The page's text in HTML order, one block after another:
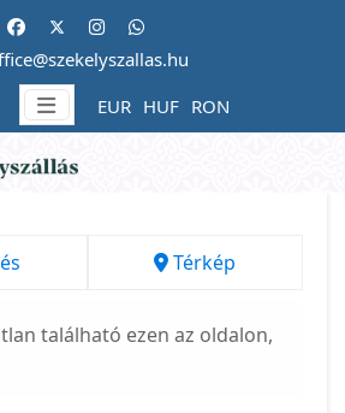
EUR HUF RON
Térkép
található ezen az oldalon,